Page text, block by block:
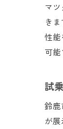
マ
き
性
可
試
鈴
が